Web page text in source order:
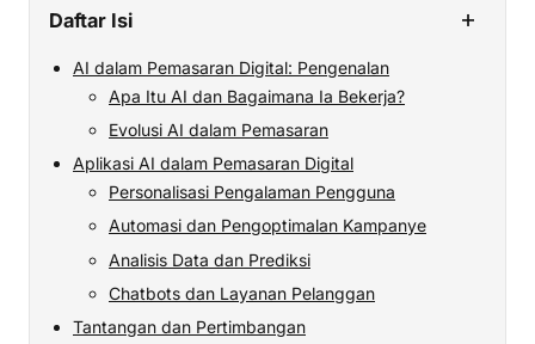
Daftar Isi +
AI dalam Pemasaran Digital: Pengenalan
Apa Itu AI dan Bagaimana Ia Bekerja?
Evolusi AI dalam Pemasaran
Aplikasi AI dalam Pemasaran Digital
Personalisasi Pengalaman Pengguna
Automasi dan Pengoptimalan Kampanye
Analisis Data dan Prediksi
Chatbots dan Layanan Pelanggan
Tantangan dan Pertimbangan